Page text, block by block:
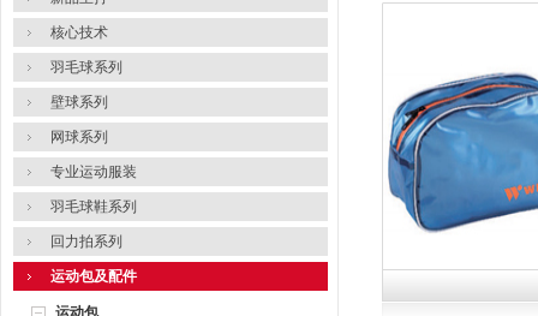
核心技术
羽毛球系列
壁球系列
网球系列
专业运动服装
羽毛球鞋系列
回力拍系列
运动包及配件
运动包